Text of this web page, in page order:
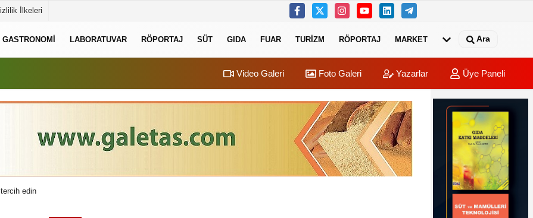
İlkeleri
GASTRONOMI LABORATUVAR RÖPORTAJ SÜT GIDA FUAR TURIZM RÖPORTAJ MARKET Ara
Video Galeri Foto Galeri Yazarlar Üye Paneli
edin